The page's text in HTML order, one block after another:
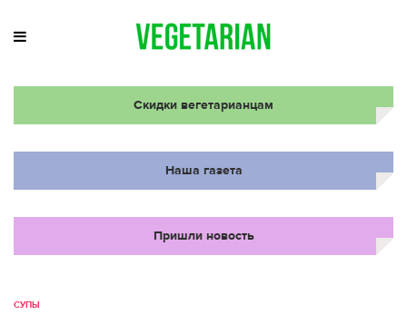
Скидки вегетарианцам
Наша газета
Пришли новость
СУПЫ